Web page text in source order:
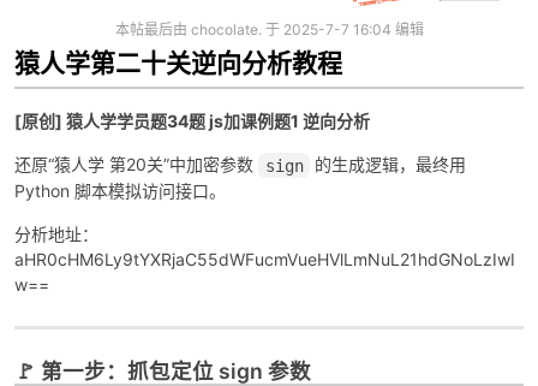
爱
本帖最后由 chocolate. 于 2025-7-7 16:04 编辑
猿人学第二十关逆向分析教程
[原创] 猿人学学员题34题 js加课例题1 逆向分析
还原“猿人学 第20关”中加密参数 sign
的生成逻辑，最终用
Python 脚本模拟访问接口。
分析地址：
aHR0cHM6Ly9tYXRjaC55dWFucmVueHVlLmNuL21hdGNoLzIwI
w==
🚩 第一步：抓包定位 sign 参数